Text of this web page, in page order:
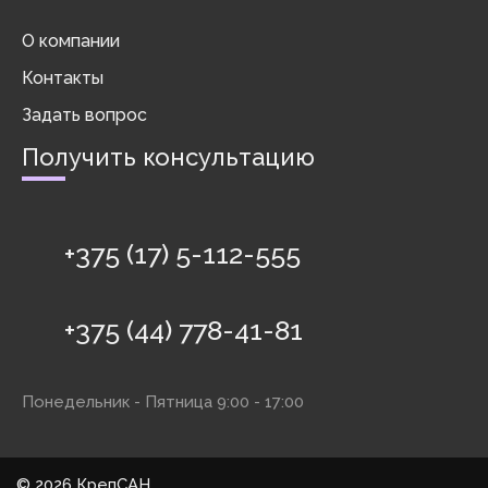
О компании
Контакты
Задать вопрос
Получить консультацию
+375 (17) 5-112-555
+375 (44) 778-41-81
Понедельник - Пятница 9:00 - 17:00